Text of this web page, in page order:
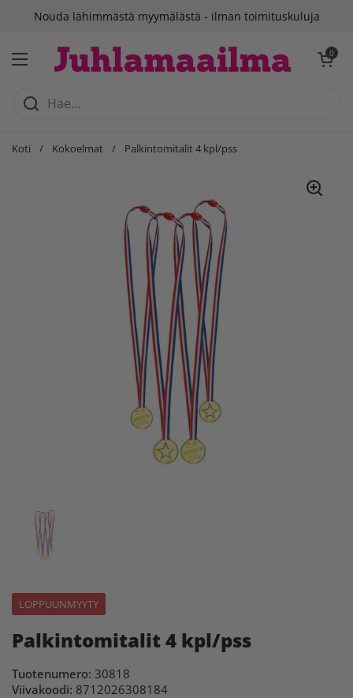
Siirry sisältöön
Nouda lähimmästä myymälästä - ilman toimituskuluja
Avaa valikko
Avaa 0
Koti / Kokoelmat / Palkintomitalit 4 kpl/pss
LOPPUUNMYYTY
Palkintomitalit 4 kpl/pss
Tuotenumero: 30818
Viivakoodi: 8712026308184